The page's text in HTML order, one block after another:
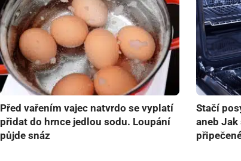
Před vařením vajec natvrdo se vyplatí
přidat do hrnce jedlou sodu. Loupání
půjde snáz
Stačí
aneb